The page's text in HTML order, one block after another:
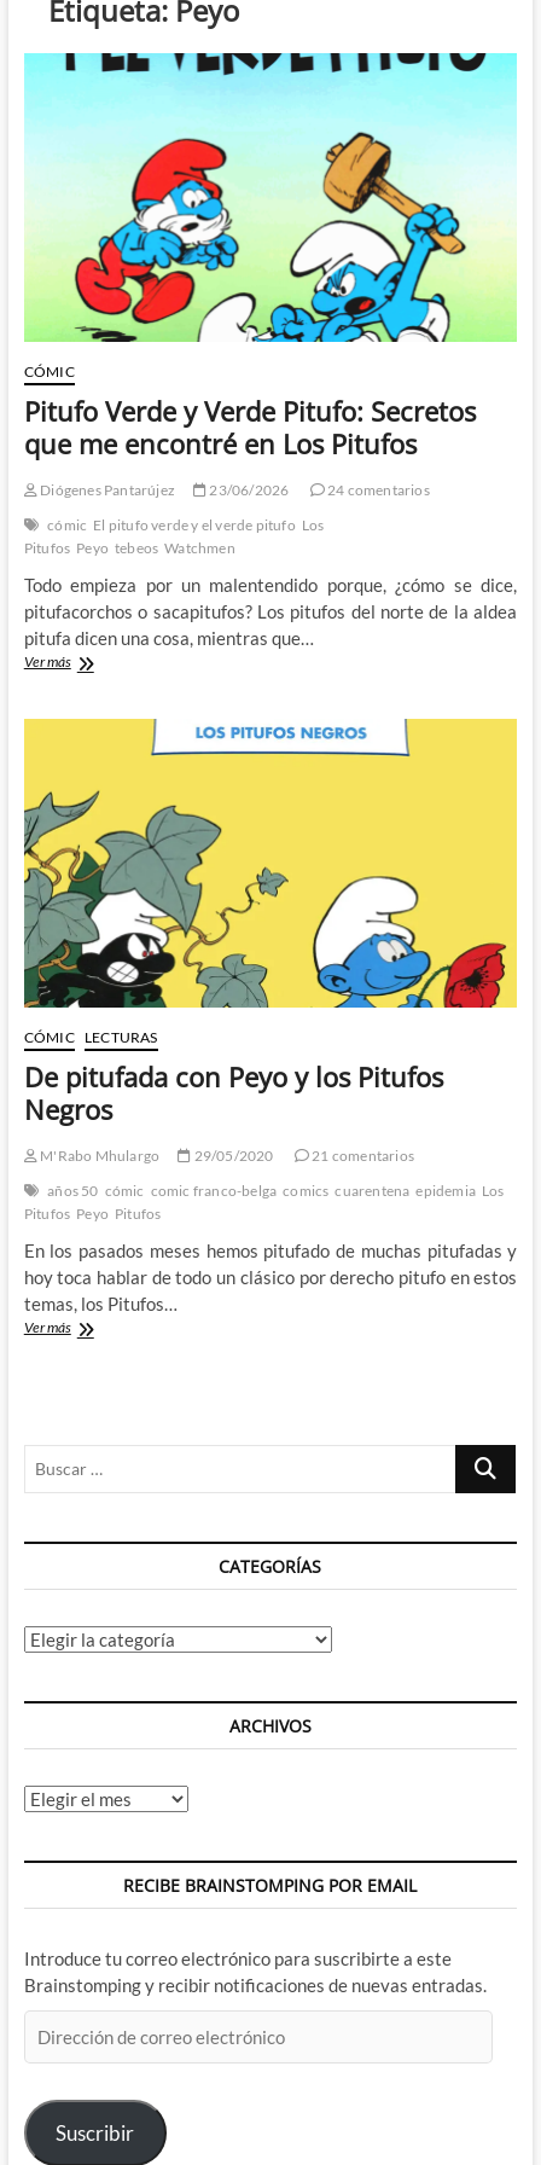
Etiqueta: Peyo
CÓMIC
Pitufo Verde y Verde Pitufo: Secretos
que me encontré en Los Pitufos
Diógenes Pantarújez 23/06/2026
24 comentarios
cómic El pitufo verde y el verde pitufo Los
Pitufos Peyo tebeos Watchmen
Todo empieza por un malentendido porque, ¿cómo se dice,
pitufacorchos o sacapitufos? Los pitufos del norte de la aldea
pitufa dicen una cosa, mientras que…
Ver másPitufo
me
encontré
en
Los
Pitufos
CÓMIC LECTURAS
De pitufada con Peyo y los Pitufos
Negros
M'Rabo Mhulargo 29/05/2020
21 comentarios
años 50 cómic comic franco-belga comics cuarentena epidemia Los
Pitufos Peyo Pitufos
En los pasados meses hemos pitufado de muchas pitufadas y
hoy toca hablar de todo un clásico por derecho pitufo en estos
temas, los Pitufos…
Ver másDe
Negros
Buscar
CATEGORÍAS
Categorías
ARCHIVOS
Archivos
RECIBE BRAINSTOMPING POR EMAIL
Introduce tu correo electrónico para suscribirte a este
Brainstomping y recibir notificaciones de nuevas entradas.
de
electrónico
Suscribir